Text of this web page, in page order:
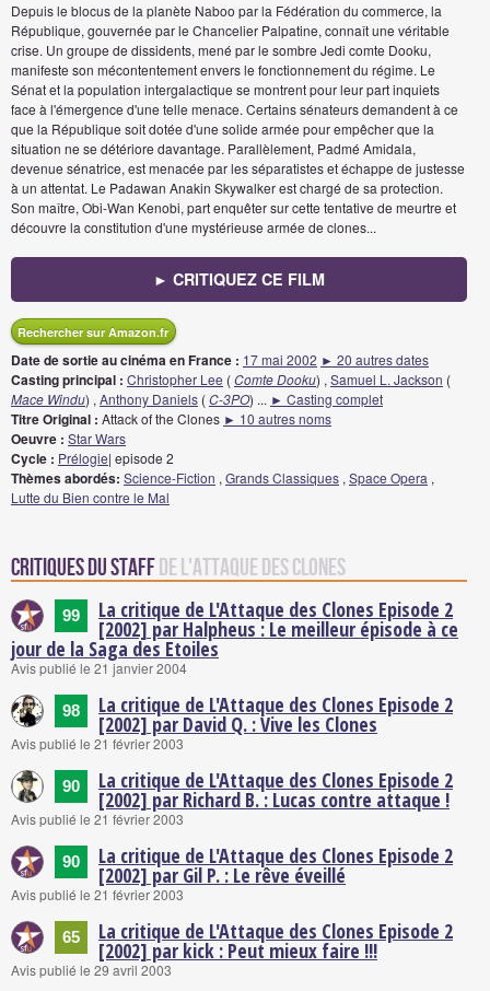
Depuis le blocus de la planète Naboo par la Fédération du commerce, la
République, gouvernée par le Chancelier Palpatine, connaît une véritable
crise. Un groupe de dissidents, mené par le sombre Jedi comte Dooku,
manifeste son mécontentement envers le fonctionnement du régime. Le
Sénat et la population intergalactique se montrent pour leur part inquiets
face à l'émergence d'une telle menace. Certains sénateurs demandent à ce
que la République soit dotée d'une solide armée pour empêcher que la
situation ne se détériore davantage. Parallèlement, Padmé Amidala,
devenue sénatrice, est menacée par les séparatistes et échappe de justesse
à un attentat. Le Padawan Anakin Skywalker est chargé de sa protection.
Son maître, Obi-Wan Kenobi, part enquêter sur cette tentative de meurtre et
découvre la constitution d'une mystérieuse armée de clones...
► CRITIQUEZ CE FILM
Rechercher sur Amazon.fr
Date de sortie au cinéma en France : 17 mai 2002 ► 20 autres dates
Casting principal : Christopher Lee (Comte Dooku) , Samuel L. Jackson (
Mace Windu) , Anthony Daniels (C-3PO) ... ► Casting complet
Titre Original : Attack of the Clones ► 10 autres noms
Oeuvre : Star Wars
Cycle : Prélogie| episode 2
Thèmes abordés: Science-Fiction , Grands Classiques , Space Opera ,
Lutte du Bien contre le Mal
Critiques du staffde L'Attaque des Clones
99 La critique de L'Attaque des Clones Episode 2
[2002] par Halpheus : Le meilleur épisode à ce
jour de la Saga des Etoiles
Avis publié le 21 janvier 2004
98 La critique de L'Attaque des Clones Episode 2
[2002] par David Q. : Vive les Clones
Avis publié le 21 février 2003
90 La critique de L'Attaque des Clones Episode 2
[2002] par Richard B. : Lucas contre attaque !
Avis publié le 21 février 2003
90 La critique de L'Attaque des Clones Episode 2
[2002] par Gil P. : Le rêve éveillé
Avis publié le 21 février 2003
65 La critique de L'Attaque des Clones Episode 2
[2002] par kick : Peut mieux faire !!!
Avis publié le 29 avril 2003